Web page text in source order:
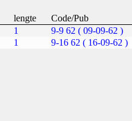
lengte Code/Pub
1
9-9 62 ( 09-09-62 )
1 9-16 62 ( 16-09-62 )